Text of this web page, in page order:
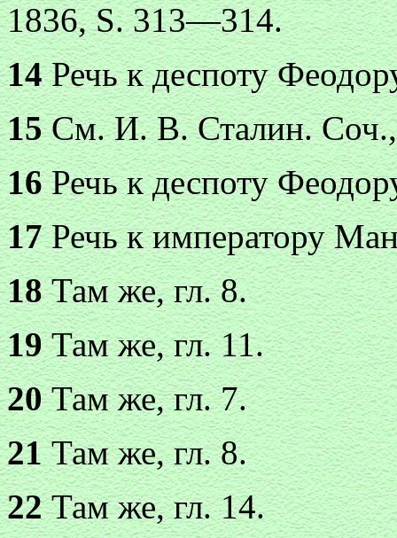
1836, S. 313—314.
14Речь к деспоту
15См. И. В. Сталин. Соч.,
16Речь к деспоту
17Речь к императору
18Там же, гл. 8.
19Там же, гл. 11.
20Там же, гл. 7.
21Там же, гл. 8.
22Там же, гл. 14.